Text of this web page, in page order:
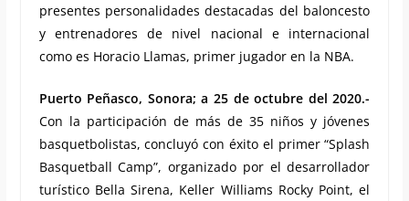
presentes personalidades destacadas del baloncesto
y entrenadores de nivel nacional e internacional
como es Horacio Llamas, primer jugador en la NBA.
Puerto Peñasco, Sonora; a 25 de octubre del 2020.-
Con la participación de más de 35 niños y jóvenes
basquetbolistas, concluyó con éxito el primer “Splash
Basquetball Camp”, organizado por el desarrollador
turístico Bella Sirena, Keller Williams Rocky Point, el